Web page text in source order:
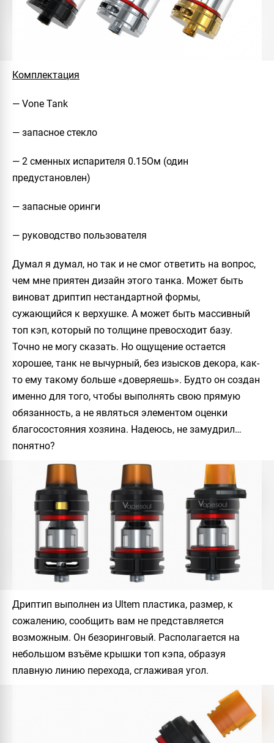
Комплектация
— Vone Tank
— запасное стекло
— 2 сменных испарителя 0.15Ом (один
предустановлен)
— запасные оринги
— руководство пользователя
Думал я думал, но так и не смог ответить на вопрос,
чем мне приятен дизайн этого танка. Может быть
виноват дриптип нестандартной формы,
сужающийся к верхушке. А может быть массивный
топ кэп, который по толщине превосходит базу.
Точно не могу сказать. Но ощущение остается
хорошее, танк не вычурный, без изысков декора, как-
то ему такому больше «доверяешь». Будто он создан
именно для того, чтобы выполнять свою прямую
обязанность, а не являться элементом оценки
благосостояния хозяина. Надеюсь, не замудрил…
понятно?
Дриптип выполнен из Ultem пластика, размер, к
сожалению, сообщить вам не представляется
возможным. Он безоринговый. Располагается на
небольшом взъёме крышки топ кэпа, образуя
плавную линию перехода, сглаживая угол.